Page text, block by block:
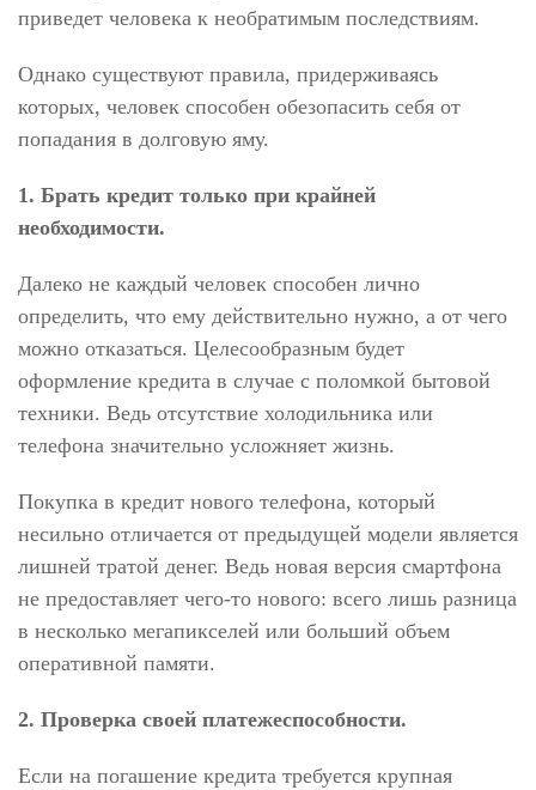
приведет человека к необратимым последствиям.
Однако существуют правила, придерживаясь
которых, человек способен обезопасить себя от
попадания в долговую яму.
1. Брать кредит только при крайней
необходимости.
Далеко не каждый человек способен лично
определить, что ему действительно нужно, а от чего
можно отказаться. Целесообразным будет
оформление кредита в случае с поломкой бытовой
техники. Ведь отсутствие холодильника или
телефона значительно усложняет жизнь.
Покупка в кредит нового телефона, который
несильно отличается от предыдущей модели является
лишней тратой денег. Ведь новая версия смартфона
не предоставляет чего-то нового: всего лишь разница
в несколько мегапикселей или больший объем
оперативной памяти.
2. Проверка своей платежеспособности.
Если на погашение кредита требуется крупная